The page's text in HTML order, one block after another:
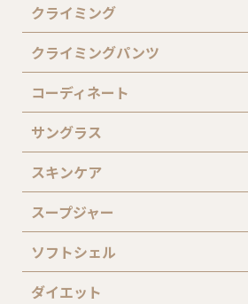
クライミング
クライミングパンツ
コーディネート
サングラス
スキンケア
スープジャー
ソフトシェル
ダイエット